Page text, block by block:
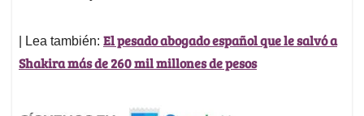
| Lea también: El pesado abogado español que le salvó a
Shakira más de 260 mil millones de pesos